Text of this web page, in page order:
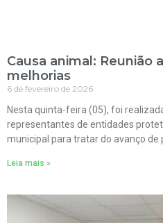
Causa animal: Reunião
melhorias
6 de fevereiro de 2026
Nesta quinta-feira (05), foi
representantes de entidades
municipal para tratar do avanço de
Leia mais »